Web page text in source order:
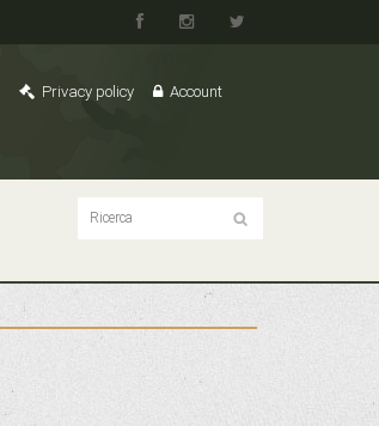
Privacy policy
Account